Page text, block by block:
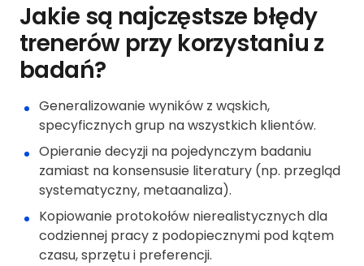
Jakie są najczęstsze błędy
trenerów przy korzystaniu z
badań?
Generalizowanie wyników z wąskich,
specyficznych grup na wszystkich klientów.
Opieranie decyzji na pojedynczym badaniu
zamiast na konsensusie literatury (np. przegląd
systematyczny, metaanaliza).
Kopiowanie protokołów nierealistycznych dla
codziennej pracy z podopiecznymi pod kątem
czasu, sprzętu i preferencji.